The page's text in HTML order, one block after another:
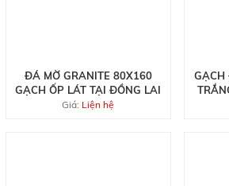
ĐÁ MỜ GRANITE 80X160
GẠCH ỐP LÁT TẠI ĐỒNG LAI
Giá: Liện hệ
GẠCH